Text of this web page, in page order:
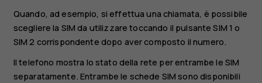
Quando, ad esempio, si effettua una chiamata, è possibile
scegliere la SIM da utilizzare toccando il pulsante SIM 1 o
SIM 2 corrispondente dopo aver composto il numero.
Il telefono mostra lo stato della rete per entrambe le SIM
separatamente. Entrambe le schede SIM sono disponibili